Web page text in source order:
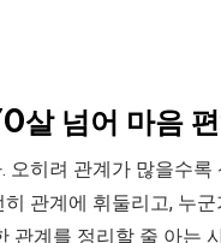
넘어 마음
히려 관계가 많을수
관계에 휘둘리고, 누
관계를 정리할 줄 아는